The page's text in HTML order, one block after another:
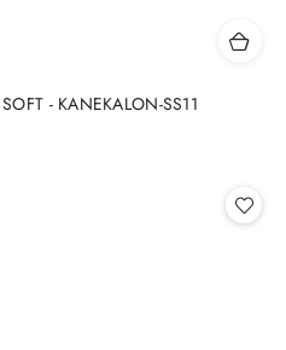
- KANEKALON-SS11